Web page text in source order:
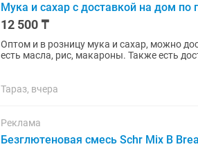
Мука и сахар с доставкой на дом по
12 500 ₸
Оптом и в розницу мука и сахар, можно
есть масла, рис, макароны. Также есть
Тараз, вчера
Реклама
Безглютеновая смесь Schr Mix B